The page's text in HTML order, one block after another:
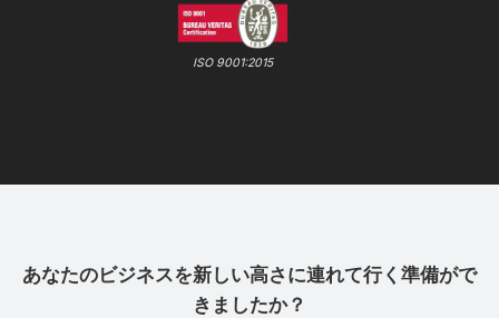
ISO 9001:2015
あなたのビジネスを新しい高さに連れて行く準備がで
きましたか？